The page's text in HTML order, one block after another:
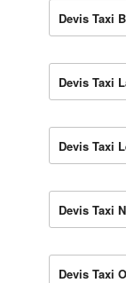
Devis Taxi
Devis Taxi
Devis Taxi
Devis Taxi
Devis Taxi